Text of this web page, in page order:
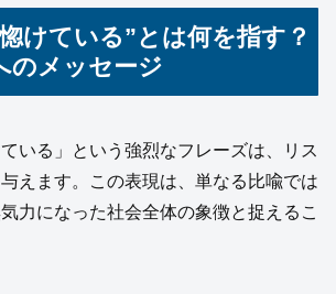
けている”とは何を指す？
のメッセージ
ている」という強烈なフレーズは、リス
えます。この表現は、単なる比喩では
力になった社会全体の象徴と捉えるこ